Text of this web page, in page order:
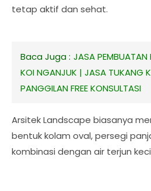
tetap aktif dan sehat.
Baca Juga : JASA PEMBUATAN
KOI NGANJUK | JASA TUKANG
PANGGILAN FREE KONSULTASI
Arsitek Landscape biasanya
bentuk kolam oval, persegi
kombinasi dengan air terjun